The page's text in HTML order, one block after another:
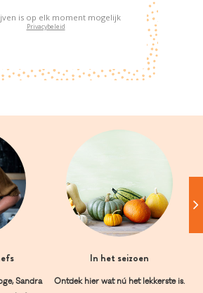
is op elk moment mogelijk
Privacybeleid
Sandra
In het seizoen
Ontdek hier wat nú het lekkerste is.